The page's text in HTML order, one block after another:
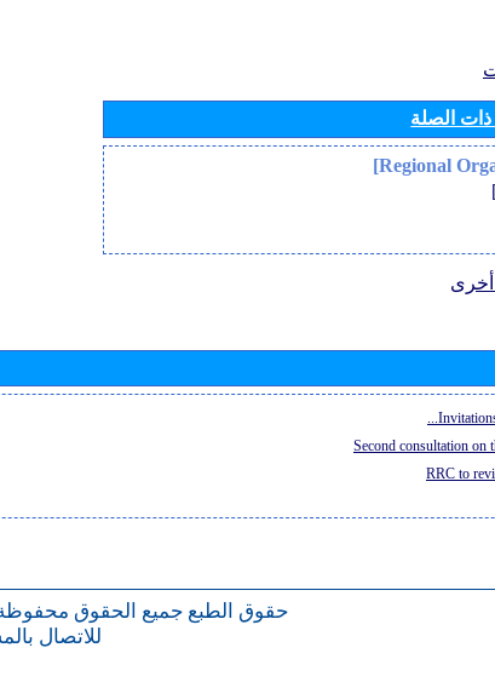
ذات الصلة
Second consultation on
RRC to
حقوق الطبع جميع الحقوق
للاتصال